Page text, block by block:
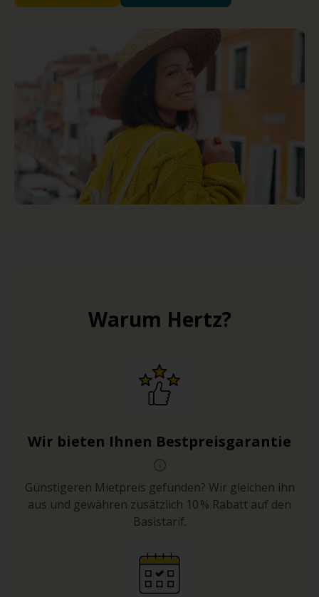
Warum Hertz?
Wir bieten Ihnen Bestpreisgarantie
Günstigeren Mietpreis gefunden? Wir gleichen ihn
aus und gewähren zusätzlich 10 % Rabatt auf den
Basistarif.